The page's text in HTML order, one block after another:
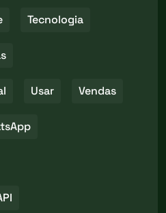
Tecnologia
Usar Vendas